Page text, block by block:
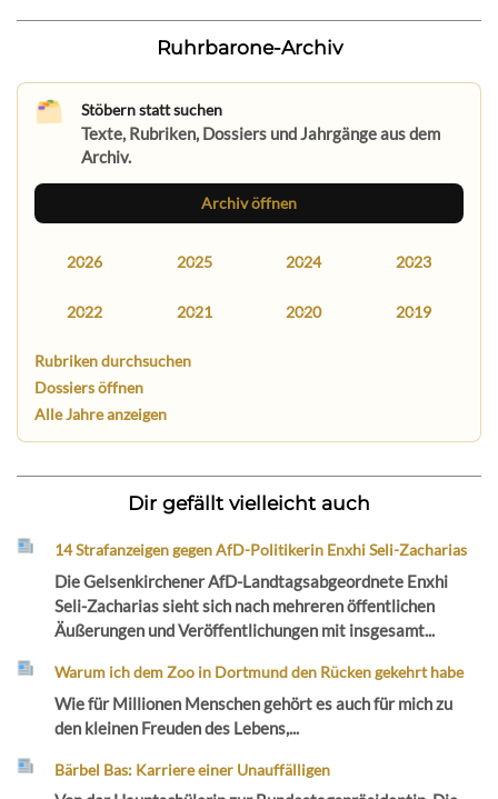
Ruhrbarone-Archiv
Stöbern statt suchen
Texte, Rubriken, Dossiers und Jahrgänge aus dem
Archiv.
Archiv öffnen
2026 2025 2024 2023
2022 2021 2020 2019
Rubriken durchsuchen
Dossiers öffnen
Alle Jahre anzeigen
Dir gefällt vielleicht auch
14 Strafanzeigen gegen AfD-Politikerin Enxhi Seli-Zacharias
Die Gelsenkirchener AfD-Landtagsabgeordnete Enxhi
Seli-Zacharias sieht sich nach mehreren öffentlichen
Äußerungen und Veröffentlichungen mit insgesamt...
Warum ich dem Zoo in Dortmund den Rücken gekehrt habe
Wie für Millionen Menschen gehört es auch für mich zu
den kleinen Freuden des Lebens,...
Bärbel Bas: Karriere einer Unauffälligen